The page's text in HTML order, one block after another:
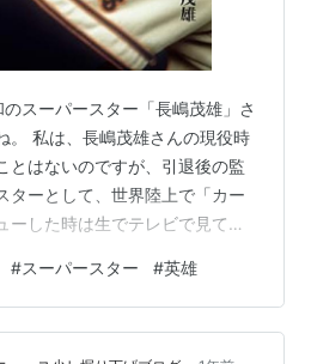
スーパースター「長嶋茂雄」さ
。 私は、長嶋茂雄さんの現役時
とはないのですが、引退後の監
ターとして、世界陸上で「カー
ーした時は生でテレビで見てま
ています。 私は一茂さんに対
レント」、「親の七光り」位の
せんでした。しかし、テレビで
#スーパースター #英雄